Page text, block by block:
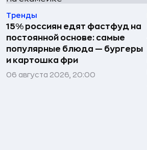
Тренды
15% россиян едят фастфуд на
постоянной основе: самые
популярные блюда — бургеры
и картошка фри
06 августа 2026, 20:00